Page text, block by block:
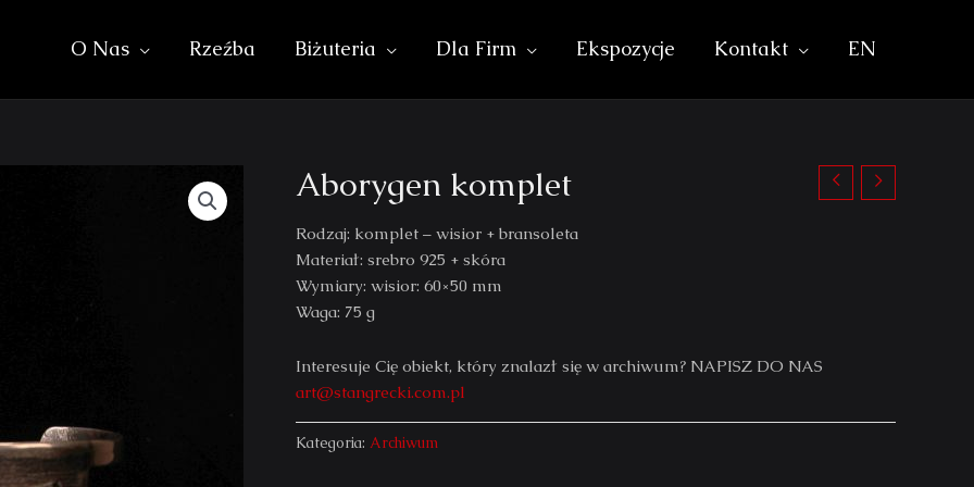
O Nas Rzeźba Biżuteria Dla Firm Ekspozycje Kontakt EN
Aborygen komplet
Rodzaj: komplet – wisior + bransoleta
Materiał: srebro 925 + skóra
Wymiary: wisior: 60×50 mm
Waga: 75 g
Interesuje Cię obiekt, który znalazł się w archiwum? NAPISZ DO NAS
art@stangrecki.com.pl
Kategoria: Archiwum